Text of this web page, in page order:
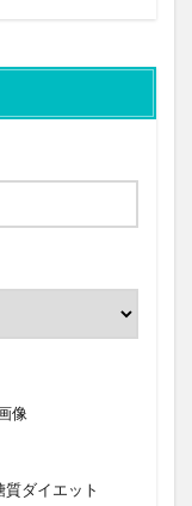
像
質ダイエット